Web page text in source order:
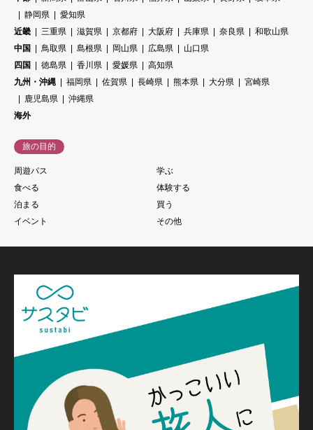
静岡県
愛知県
近畿
三重県 滋賀県 京都府 大阪府 兵庫県 奈良県
和歌山県
中国
鳥取県 島根県 岡山県 広島県
山口県
四国
徳島県 香川県 愛媛県
高知県
九州・沖縄
福岡県 佐賀県 長崎県 熊本県 大分県
宮崎県
鹿児島県
沖縄県
海外
旅の目的
周遊パス
学ぶ
食べる
体験する
泊まる
買う
イベント
その他